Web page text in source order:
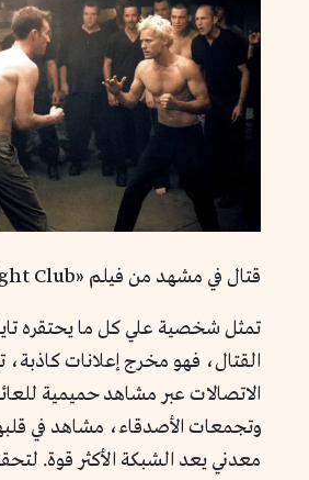
قتال في مشهد من فيلم «Fight Club»
تمثل شخصية علي كل ما يحتقره
القتال، فهو مخرج إعلانات
الاتصالات عبر مشاهد حميمية
وتجمعات الأصدقاء، مشاهد في
معدني يعد الشبكة الأكثر قوة.